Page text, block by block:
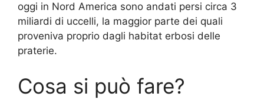
oggi in Nord America sono andati persi circa 3
miliardi di uccelli, la maggior parte dei quali
proveniva proprio dagli habitat erbosi delle
praterie.
Cosa si può fare?